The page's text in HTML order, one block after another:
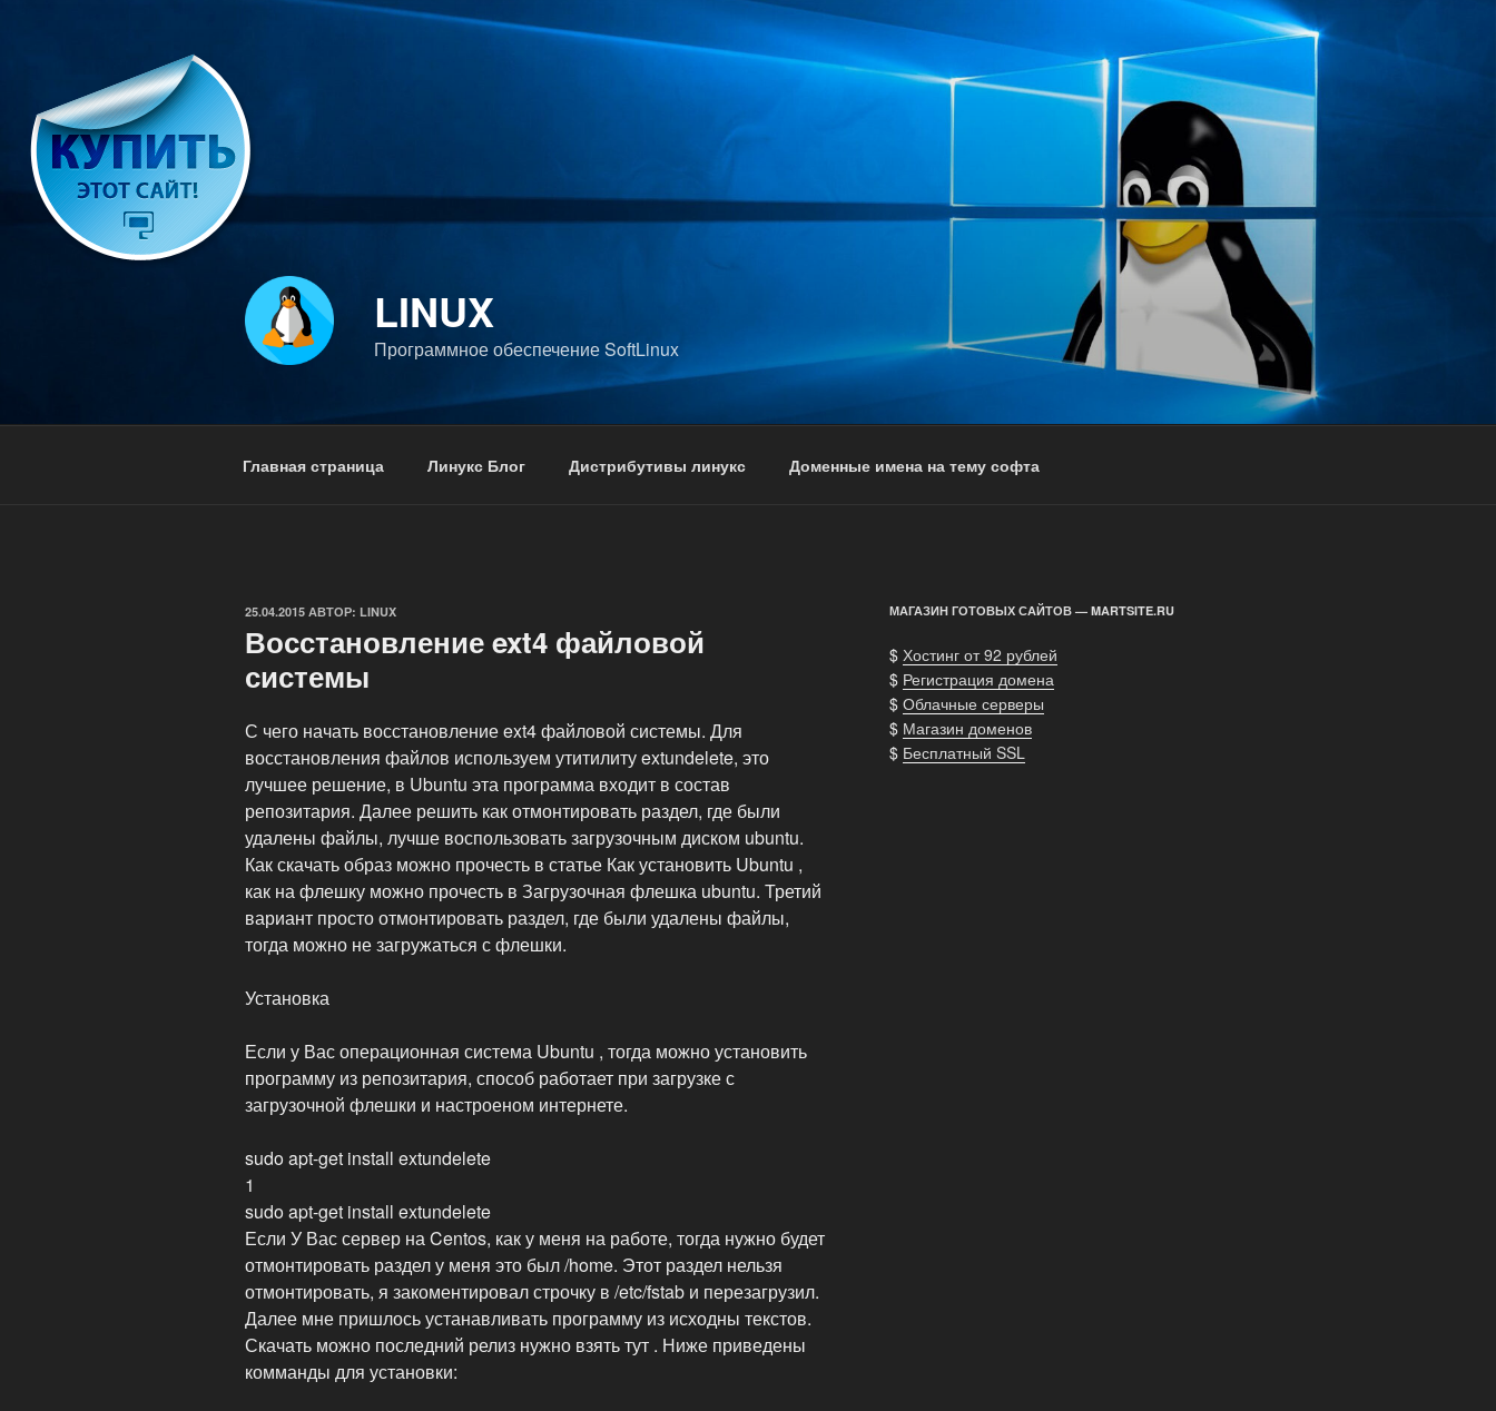
LINUX
Программное обеспечение SoftLinux
Главная страница Линукс Блог Дистрибутивы линукс Доменные имена на тему софта
ОПУБЛИКОВАНО
25.04.2015 АВТОР: LINUX
Восстановление ext4 файловой
системы
С чего начать восстановление ext4 файловой системы. Для
восстановления файлов используем утитилиту extundelete, это
лучшее решение, в Ubuntu эта программа входит в состав
репозитария. Далее решить как отмонтировать раздел, где были
удалены файлы, лучше воспользовать загрузочным диском ubuntu.
Как скачать образ можно прочесть в статье Как установить Ubuntu ,
как на флешку можно прочесть в Загрузочная флешка ubuntu. Третий
вариант просто отмонтировать раздел, где были удалены файлы,
тогда можно не загружаться с флешки.
Установка
Если у Вас операционная система Ubuntu , тогда можно установить
программу из репозитария, способ работает при загрузке с
загрузочной флешки и настроеном интернете.
sudo apt-get install extundelete
1
sudo apt-get install extundelete
Если У Вас сервер на Centos, как у меня на работе, тогда нужно будет
отмонтировать раздел у меня это был /home. Этот раздел нельзя
отмонтировать, я закоментировал строчку в /etc/fstab и перезагрузил.
Далее мне пришлось устанавливать программу из исходны текстов.
Скачать можно последний релиз нужно взять тут . Ниже приведены
комманды для установки:
МАГАЗИН ГОТОВЫХ САЙТОВ — MARTSITE.RU
$ Хостинг от 92 рублей
$ Регистрация домена
$ Облачные серверы
$ Магазин доменов
$ Бесплатный SSL